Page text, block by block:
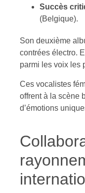
Succès
(Belgique).
Son deuxième
contrées électro.
parmi les voix les
Ces vocalistes
offrent à la scène
d’émotions